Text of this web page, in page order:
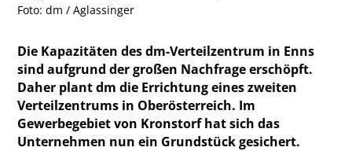
Foto: dm / Aglassinger
Die Kapazitäten des dm-Verteilzentrum in Enns
sind aufgrund der großen Nachfrage erschöpft.
Daher plant dm die Errichtung eines zweiten
Verteilzentrums in Oberösterreich. Im
Gewerbegebiet von Kronstorf hat sich das
Unternehmen nun ein Grundstück gesichert.